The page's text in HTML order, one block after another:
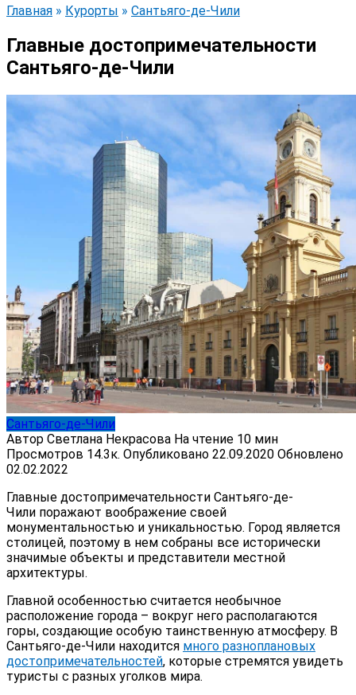
Главная » Курорты » Сантьяго-де-Чили
Главные достопримечательности
Сантьяго-де-Чили
Сантьяго-де-Чили
Автор Светлана Некрасова На чтение 10 мин
Просмотров 14.3к. Опубликовано 22.09.2020 Обновлено
02.02.2022
Главные достопримечательности Сантьяго-де-
Чили поражают воображение своей
монументальностью и уникальностью. Город является
столицей, поэтому в нем собраны все исторически
значимые объекты и представители местной
архитектуры.
Главной особенностью считается необычное
расположение города – вокруг него располагаются
горы, создающие особую таинственную атмосферу. В
Сантьяго-де-Чили находится много разноплановых
достопримечательностей, которые стремятся увидеть
туристы с разных уголков мира.